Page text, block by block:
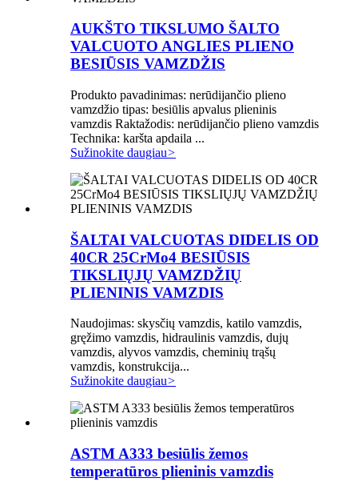
AUKŠTO TIKSLUMO ŠALTO
VALCUOTO ANGLIES PLIENO
BESIŪSIS VAMZDŽIS
Produkto pavadinimas: nerūdijančio plieno
vamzdžio tipas: besiūlis apvalus plieninis
vamzdis Raktažodis: nerūdijančio plieno vamzdis
Technika: karšta apdaila ...
Sužinokite daugiau>
ŠALTAI VALCUOTAS DIDELIS OD
40CR 25CrMo4 BESIŪSIS
TIKSLIŲJŲ VAMZDŽIŲ
PLIENINIS VAMZDIS
Naudojimas: skysčių vamzdis, katilo vamzdis,
gręžimo vamzdis, hidraulinis vamzdis, dujų
vamzdis, alyvos vamzdis, cheminių trąšų
vamzdis, konstrukcija...
Sužinokite daugiau>
ASTM A333 besiūlis žemos
temperatūros plieninis vamzdis